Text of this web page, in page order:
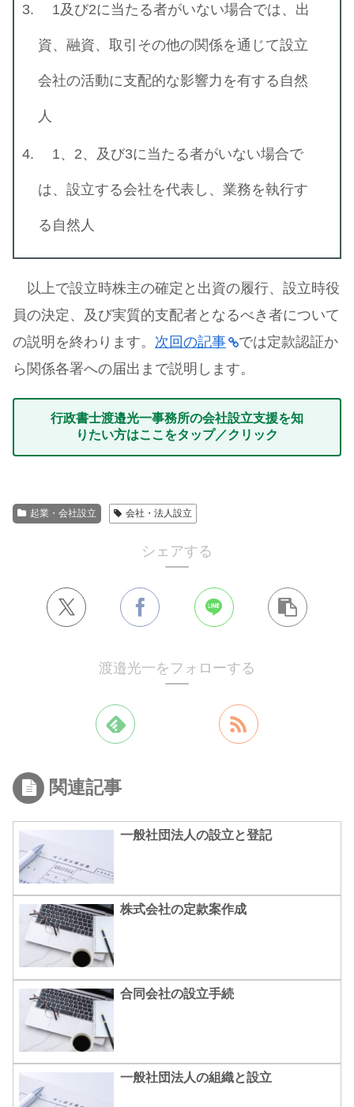
1及び2に当たる者がいない場合では、出
資、融資、取引その他の関係を通じて設立
会社の活動に支配的な影響力を有する自然
人
1、2、及び3に当たる者がいない場合で
は、設立する会社を代表し、業務を執行す
る自然人
以上で設立時株主の確定と出資の履行、設立時役
員の決定、及び実質的支配者となるべき者について
の説明を終わります。 次回の記事
では定款認証か
ら関係各署への届出まで説明します。
行政書士渡邉光一事務所の会社設立支援を知
りたい方はここをタップ／クリック
起業・会社設立 会社・法人設立
シェアする
渡邉光一をフォローする
関連記事
一般社団法人の設立と登記
株式会社の定款案作成
合同会社の設立手続
一般社団法人の組織と設立